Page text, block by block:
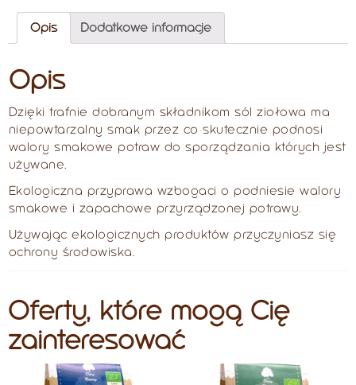
Opis Dodatkowe informacje
Opis
Dzięki trafnie dobranym składnikom sól ziołowa ma
niepowtarzalny smak przez co skutecznie podnosi
walory smakowe potraw do sporządzania których jest
używane.
Ekologiczna przyprawa wzbogaci o podniesie walory
smakowe i zapachowe przyrządzonej potrawy.
Używając ekologicznych produktów przyczyniasz się
ochrony środowiska.
Oferty, które mogą Cię
zainteresować